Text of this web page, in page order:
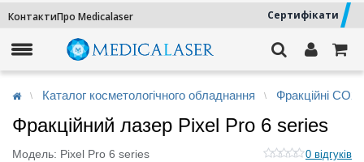
КонтактиПро Medicalaser Сертифікати
Каталог косметологічного обладнання Фракційні СО2
Фракційний лазер Pixel Pro 6 series
Модель: Pixel Pro 6 series 0 відгуків